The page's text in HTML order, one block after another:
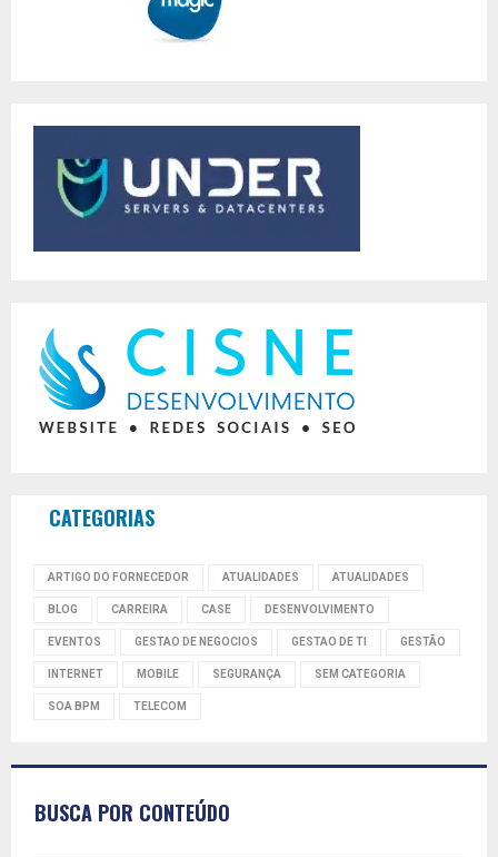
CATEGORIAS
ARTIGO DO FORNECEDOR ATUALIDADES ATUALIDADES
BLOG CARREIRA CASE DESENVOLVIMENTO
EVENTOS GESTAO DE NEGOCIOS GESTAO DE TI GESTÃO
INTERNET MOBILE SEGURANÇA SEM CATEGORIA
SOA BPM TELECOM
BUSCA POR CONTEÚDO